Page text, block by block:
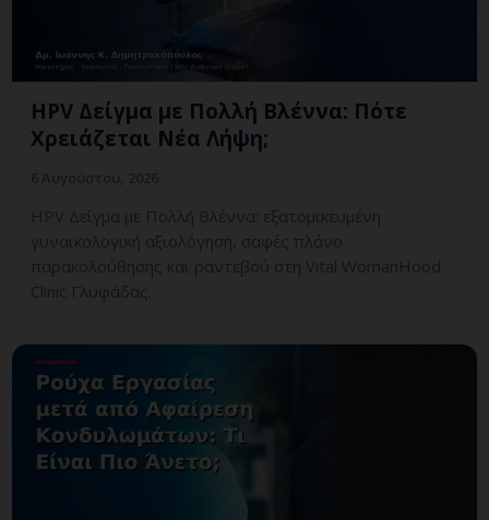
HPV Δείγμα με Πολλή Βλέννα: Πότε
Χρειάζεται Νέα Λήψη;
HPV Δείγμα με Πολλή Βλέννα: εξατομικευμένη
γυναικολογική αξιολόγηση, σαφές πλάνο
παρακολούθησης και ραντεβού στη Vital WomanHood
Clinic Γλυφάδας.